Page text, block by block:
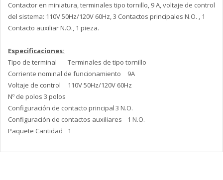
Contactor en miniatura, terminales tipo tornillo, 9 A, voltaje de control
del sistema: 110V 50Hz/120V 60Hz, 3 Contactos principales N.O. , 1
Contacto auxiliar N.O., 1 pieza.
Especificaciones:
Tipo de terminal
Terminales de tipo tornillo
Corriente nominal de funcionamiento
9A
Voltaje de control
110V 50Hz/120V 60Hz
Nº de polos 3 polos
Configuración de contacto principal3 N.O.
Configuración de contactos auxiliares
1 N.O.
Paquete Cantidad
1